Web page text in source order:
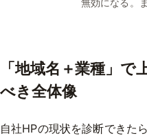
無効になる。
「地域名＋業種」
べき全体像
自社HPの現状を診断できた